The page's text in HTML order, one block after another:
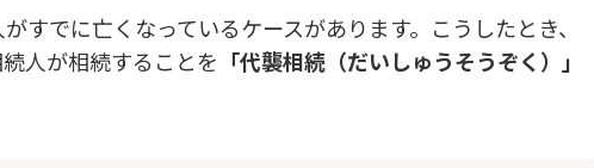
すでに亡くなっているケースがあります。こうしたとき、
人が相続することを 「代襲相続（だいしゅうそうぞく）」